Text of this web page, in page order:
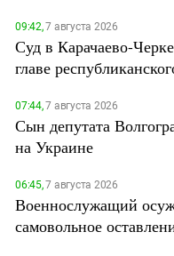
09:42,7 августа 2026
Суд в Карачаево-
главе
07:44,7 августа 2026
Сын депутата
на Украине
06:45,7 августа 2026
Военнослужащий
самовольное